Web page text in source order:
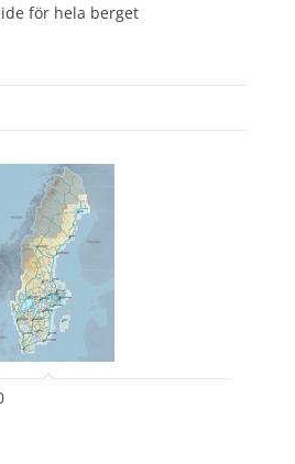
för hela berget